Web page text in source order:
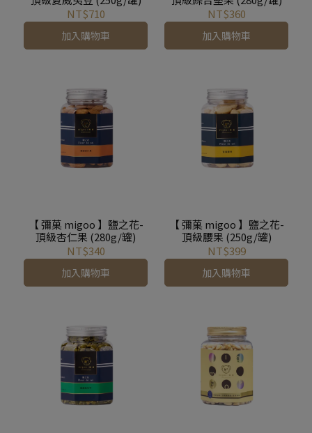
NT$710
加入購物車
NT$360
加入購物車
【 彌菓 migoo 】鹽之花-
頂級杏仁果 (280g/罐)
NT$340
加入購物車
【 彌菓 migoo 】鹽之花-
頂級腰果 (250g/罐)
NT$399
加入購物車